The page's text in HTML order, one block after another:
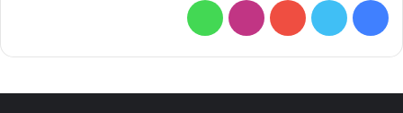
فيسبوك
تويتر يوتيوبانستقرامواتساب